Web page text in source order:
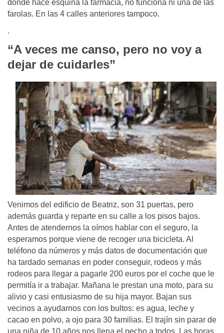
dónde hace esquina la farmacia, no funciona ni una de las
farolas. En las 4 calles anteriores tampoco.
.
“A veces me canso, pero no voy a
dejar de cuidarles”
Venimos del edificio de Beatriz, son 31 puertas, pero
además guarda y reparte en su calle a los pisos bajos.
Antes de atendernos la oímos hablar con el seguro, la
esperamos porque viene de recoger una bicicleta. Al
teléfono da números y más datos de documentación que
ha tardado semanas en poder conseguir, rodeos y más
rodeos para llegar a pagarle 200 euros por el coche que le
permitía ir a trabajar. Mañana le prestan una moto, para su
alivio y casi entusiasmo de su hija mayor. Bajan sus
vecinos a ayudarnos con los bultos: es agua, leche y
cacao en polvo, a ojo para 30 familias. El trajín sin parar de